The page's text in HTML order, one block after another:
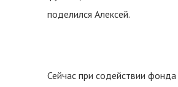
поделился Алексей.
Сейчас при содействии